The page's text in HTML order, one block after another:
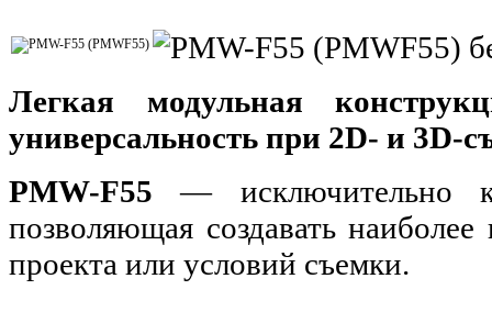
Легкая модульная
универсальность при 2D- и 3D-
PMW-F55 — исключительно
позволяющая создавать
проекта или условий съемки.